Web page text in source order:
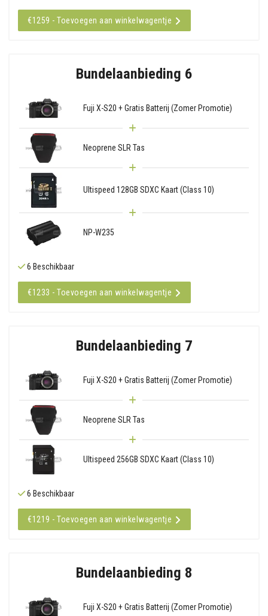
€1259 - Toevoegen aan winkelwagentje
Bundelaanbieding 6
Fuji X-S20 + Gratis Batterij (Zomer Promotie)
Neoprene SLR Tas
Ultispeed 128GB SDXC Kaart (Class 10)
NP-W235
6 Beschikbaar
€1233 - Toevoegen aan winkelwagentje
Bundelaanbieding 7
Fuji X-S20 + Gratis Batterij (Zomer Promotie)
Neoprene SLR Tas
Ultispeed 256GB SDXC Kaart (Class 10)
6 Beschikbaar
€1219 - Toevoegen aan winkelwagentje
Bundelaanbieding 8
Fuji X-S20 + Gratis Batterij (Zomer Promotie)